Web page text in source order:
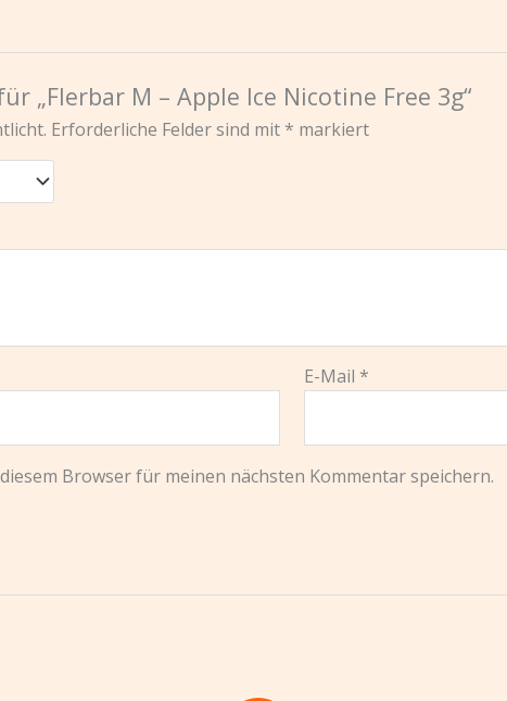
„Flerbar M – Apple Ice Nicotine Free 3g“
Erforderliche Felder sind mit * markiert
E-Mail *
Browser für meinen nächsten Kommentar speichern.